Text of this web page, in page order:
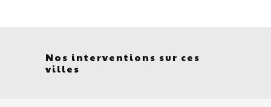
Nos interventions sur ces
villes